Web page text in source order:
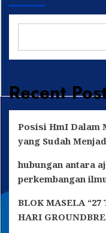
Recent
Posisi HmI Dalam
yang Sudah
hubungan antara
perkembangan
BLOK MASELA
HARI